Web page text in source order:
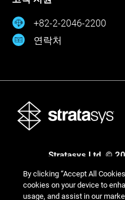
+82-2-2046-2200
연락처
Stratasys Ltd. ©
법적 고지 사항
개인정
By clicking “Accept All
cookies on your device to
usage, and assist in our